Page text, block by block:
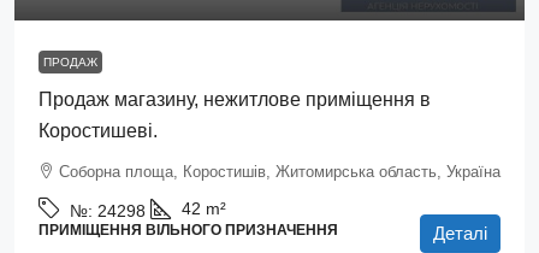
ПРОДАЖ
Продаж магазину, нежитлове приміщення в
Коростишеві.
Соборна площа, Коростишів, Житомирська область, Україна
№: 24298 42 m²
ПРИМІЩЕННЯ ВІЛЬНОГО ПРИЗНАЧЕННЯ Деталі